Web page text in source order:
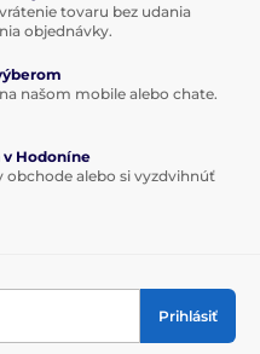
tovaru bez udania
objednávky.
našom mobile alebo chate.
v Hodoníne
obchode alebo si vyzdvihnúť
Prihlásiť